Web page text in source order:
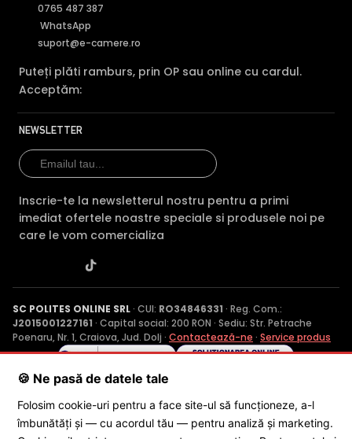
0765 487 387
WhatsApp
suport@e-camere.ro
Puteți plăti ramburs, prin OP sau online cu cardul.
Acceptăm:
NEWSLETTER
Inscrie-te la newsletterul nostru pentru a primi
imediat ofertele noastre speciale si produsele noi pe
care le vom comercializa
SC POLITES ONLINE SRL· CUI: RO34846331 · Reg. Com.:
J2015001227161 · Capital social: 200 RON · Sediu: Str. Petrache
Poenaru, Nr. 1, Craiova, Jud. Dolj · Contactează-ne · Service produs
🍪 Ne pasă de datele tale
Folosim cookie-uri pentru a face site-ul să funcționeze, a-l
îmbunătăți și — cu acordul tău — pentru analiză și marketing.